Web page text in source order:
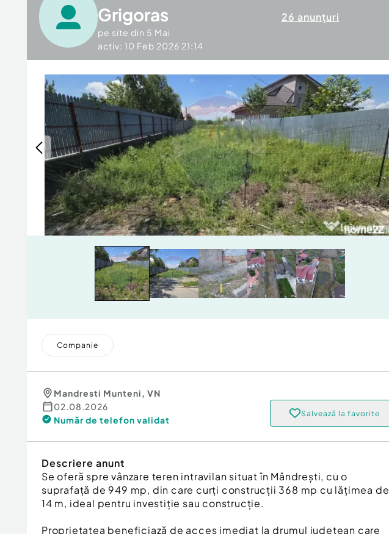
Grigoras
pe site din 5 Mai
activ: 10 Feb 2026 21:14
26 anunțuri
Companie
Mandresti Munteni, VN
02.08.2026
Număr de telefon validat
Salvează la favorite
Descriere anunt
Se oferă spre vânzare teren intravilan situat în Mândrești, cu o
suprafață de 949 mp, din care curți construcții 368 mp cu lățimea de
14 m, ideal pentru investiție sau construcție.
Proprietatea beneficiază de acces imediat la drumul județean care